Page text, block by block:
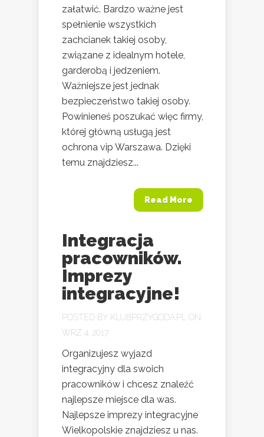
załatwić. Bardzo ważne jest
spełnienie wszystkich
zachcianek takiej osoby,
związane z idealnym hotele,
garderobą i jedzeniem.
Ważniejsze jest jednak
bezpieczeństwo takiej osoby.
Powinieneś poszukać więc firmy,
której główną usługą jest
ochrona vip Warszawa. Dzięki
temu znajdziesz...
Read More
Integracja
pracowników.
Imprezy
integracyjne!
POSTED BY KLUBPRZYGODA.PL
ON
WRZ 4, 2017
Organizujesz wyjazd
integracyjny dla swoich
pracowników i chcesz znaleźć
najlepsze miejsce dla was.
Najlepsze imprezy integracyjne
Wielkopolskie znajdziesz u nas.